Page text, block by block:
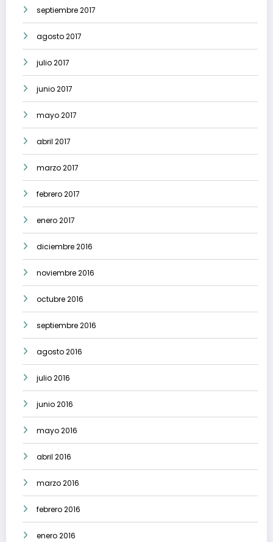
septiembre 2017
agosto 2017
julio 2017
junio 2017
mayo 2017
abril 2017
marzo 2017
febrero 2017
enero 2017
diciembre 2016
noviembre 2016
octubre 2016
septiembre 2016
agosto 2016
julio 2016
junio 2016
mayo 2016
abril 2016
marzo 2016
febrero 2016
enero 2016